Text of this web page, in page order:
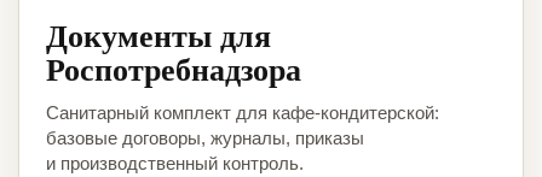
Документы для
Роспотребнадзора
Санитарный комплект для кафе-кондитерской:
базовые договоры, журналы, приказы
и производственный контроль.